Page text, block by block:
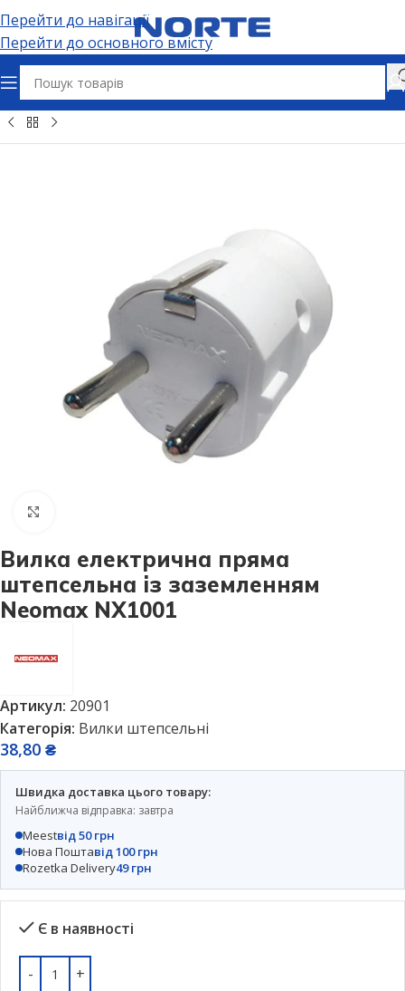
Перейти до навігації
Перейти до основного вмісту
та адаптери Електричні розʼєми Вилки штепсельні
Вилка електрична пряма
штепсельна із заземленням
Neomax NX1001
Артикул: 20901
Категорія: Вилки штепсельні
38,80 ₴
Швидка доставка цього товару:
Найближча відправка: завтра
Meestвід 50 грн
Нова Поштавід 100 грн
Rozetka Delivery49 грн
Є в наявності